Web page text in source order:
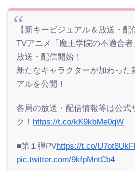
【新キービジュアル＆放送・配
TVアニメ「魔王学院の不適合
放送・配信開始！
新たなキャラクターが加わった
アルを公開！
各局の放送・配信情報等は公式
ク！ https://t.co/kK9kbMe0qW
■第１弾PVhttps://t.co/
pic.twitter.com/9kfpMntCb4